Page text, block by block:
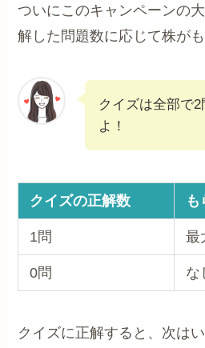
ついにこのキャンペーンの
解した問題数に応じて株が
クイズは全部で
よ！
クイズの正解数 も
1問 最
0問 な
クイズに正解すると、次は